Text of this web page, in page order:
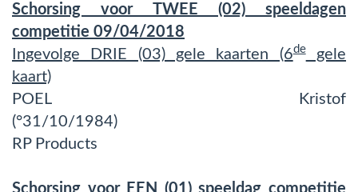
Schorsing voor TWEE (02) speeldagen
competitie 09/04/2018
Ingevolge DRIE (03) gele kaarten (6degele
kaart)
POEL Kristof
(°31/10/1984)
RP Products
Schorsing voor EEN (01) speeldag competitie